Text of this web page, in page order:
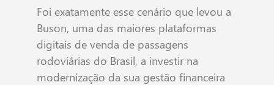
Foi exatamente esse cenário que levou a
Buson, uma das maiores plataformas
digitais de venda de passagens
rodoviárias do Brasil, a investir na
modernização da sua gestão financeira